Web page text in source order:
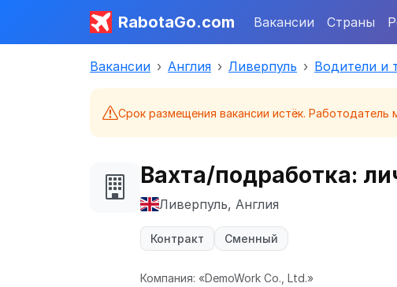
RabotaGo.com Вакансии Страны
Вакансии Англия Ливерпуль Водители и
Срок размещения вакансии истёк.
Вахта/подработка:
Ливерпуль, Англия
Контракт Сменный
Компания: «DemoWork Co., Ltd.»